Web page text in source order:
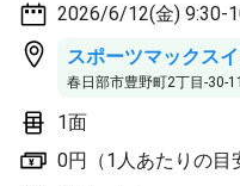
2026/6/12(金) 9:30-
スポーツマックス
春日部市豊野町2丁目-30-11
1面
0円（1人あたりの目